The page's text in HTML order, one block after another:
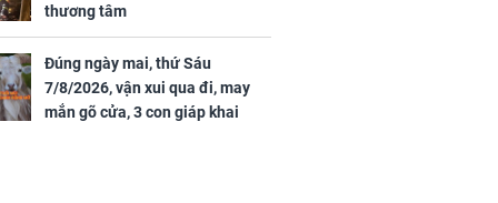
thương tâm
Đúng ngày mai, thứ Sáu
7/8/2026, vận xui qua đi, may
mắn gõ cửa, 3 con giáp khai